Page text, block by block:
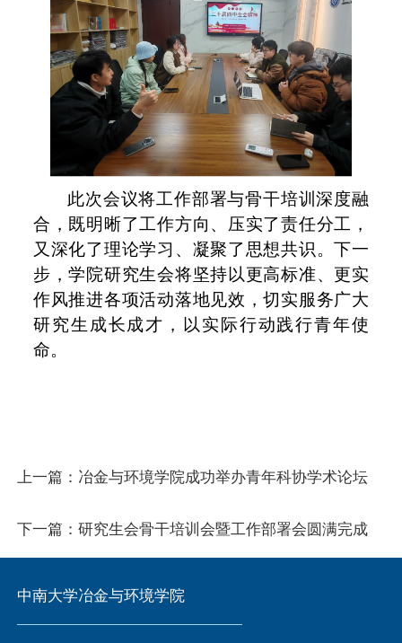
此次会议将工作部署与骨干培训深度融
合，既明晰了工作方向、压实了责任分工，
又深化了理论学习、凝聚了思想共识。下一
步，学院研究生会将坚持以更高标准、更实
作风推进各项活动落地见效，切实服务广大
研究生成长成才，以实际行动践行青年使
命。
上一篇： 冶金与环境学院成功举办青年科协学术论坛
下一篇：研究生会骨干培训会暨工作部署会圆满完成
中南大学冶金与环境学院